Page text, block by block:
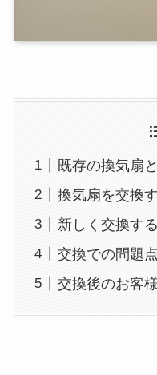
既存の換気扇
換気扇を交換
新しく交換す
交換での問題点
交換後のお客